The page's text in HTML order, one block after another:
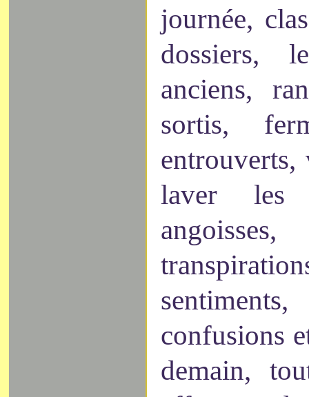
journée,
dossiers,
anciens,
sortis,
laver
confusions
demain,